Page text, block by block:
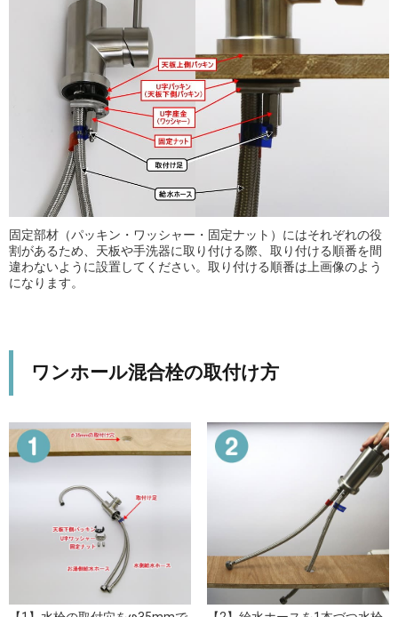
固定部材（パッキン・ワッシャー・固定ナット）にはそれぞれの役
割があるため、天板や手洗器に取り付ける際、取り付ける順番を間
違わないように設置してください。取り付ける順番は上画像のよう
になります。
ワンホール混合栓の取付け方